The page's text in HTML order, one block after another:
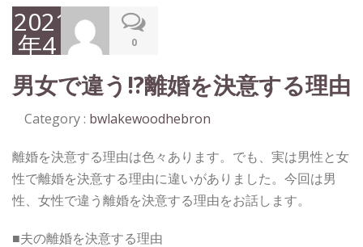
2021
年4
月
12
日
0
男女で違う!?離婚を決意する理由
Category : bwlakewoodhebron
離婚を決意する理由は色々あります。でも、実は男性と女
性で離婚を決意する理由に違いがありました。今回は男
性、女性で違う離婚を決意する理由をお話します。
■夫の離婚を決意する理由